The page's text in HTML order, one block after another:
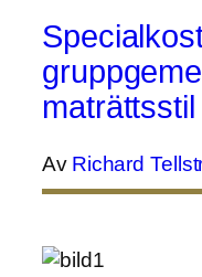
maträttsstil
Av Richard